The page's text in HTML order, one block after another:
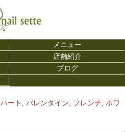
メニュー
店舗紹介
ブログ
ハート , バレンタイン, フレンチ, ホワ